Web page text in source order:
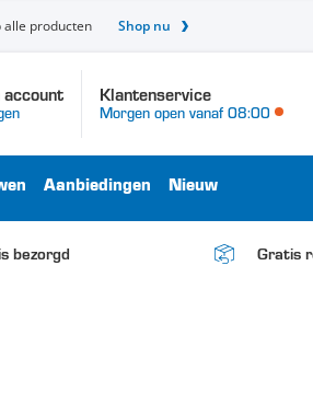
alle producten Shop nu
account Klantenservice
Morgen open vanaf 08:00
Aanbiedingen Nieuw
bezorgd Gratis